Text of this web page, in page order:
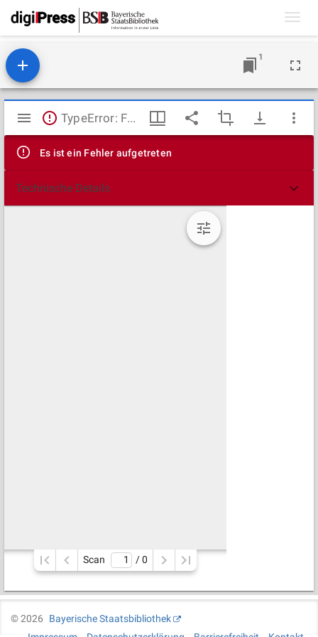
1
Mirador
Viewer
TypeError: Failed to fetch
Es ist ein Fehler aufgetreten
Technische Details
Scan / 0
©2026
Bayerische Staatsbibliothek